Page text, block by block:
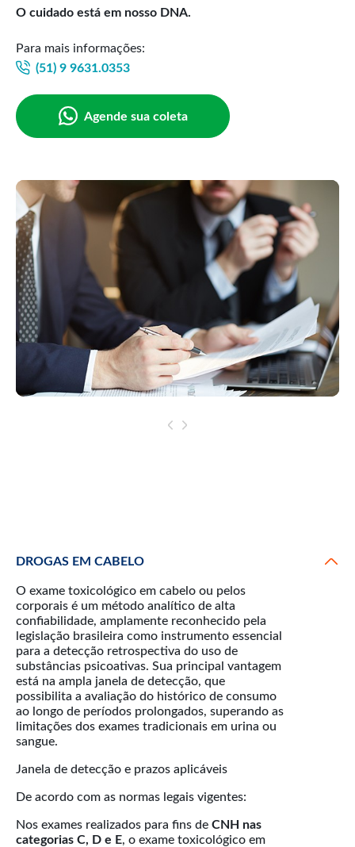
O cuidado está em nosso DNA.
Para mais informações:
(51) 9 9631.0353
Agende sua coleta
DROGAS EM CABELO
O exame toxicológico em cabelo ou pelos
corporais é um método analítico de alta
confiabilidade, amplamente reconhecido pela
legislação brasileira como instrumento essencial
para a detecção retrospectiva do uso de
substâncias psicoativas. Sua principal vantagem
está na ampla janela de detecção, que
possibilita a avaliação do histórico de consumo
ao longo de períodos prolongados, superando as
limitações dos exames tradicionais em urina ou
sangue.
Janela de detecção e prazos aplicáveis
De acordo com as normas legais vigentes:
Nos exames realizados para fins de CNH nas
categorias C, D e E, o exame toxicológico em